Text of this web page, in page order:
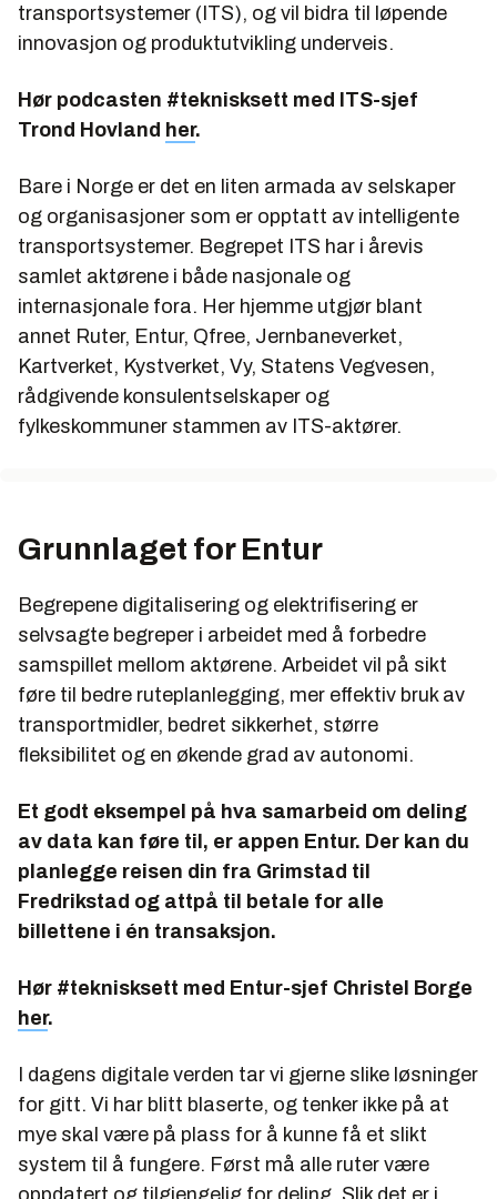
transportsystemer (ITS), og vil bidra til løpende
innovasjon og produktutvikling underveis.
Hør podcasten #teknisksett med ITS-sjef
Trond Hovland her.
Bare i Norge er det en liten armada av selskaper
og organisasjoner som er opptatt av intelligente
transportsystemer. Begrepet ITS har i årevis
samlet aktørene i både nasjonale og
internasjonale fora. Her hjemme utgjør blant
annet Ruter, Entur, Qfree, Jernbaneverket,
Kartverket, Kystverket, Vy, Statens Vegvesen,
rådgivende konsulentselskaper og
fylkeskommuner stammen av ITS-aktører.
Grunnlaget for Entur
Begrepene digitalisering og elektrifisering er
selvsagte begreper i arbeidet med å forbedre
samspillet mellom aktørene. Arbeidet vil på sikt
føre til bedre ruteplanlegging, mer effektiv bruk av
transportmidler, bedret sikkerhet, større
fleksibilitet og en økende grad av autonomi.
Et godt eksempel på hva samarbeid om deling
av data kan føre til, er appen Entur. Der kan du
planlegge reisen din fra Grimstad til
Fredrikstad og attpå til betale for alle
billettene i én transaksjon.
Hør #teknisksett med Entur-sjef Christel Borge
her.
I dagens digitale verden tar vi gjerne slike løsninger
for gitt. Vi har blitt blaserte, og tenker ikke på at
mye skal være på plass for å kunne få et slikt
system til å fungere. Først må alle ruter være
oppdatert og tilgjengelig for deling. Slik det er i